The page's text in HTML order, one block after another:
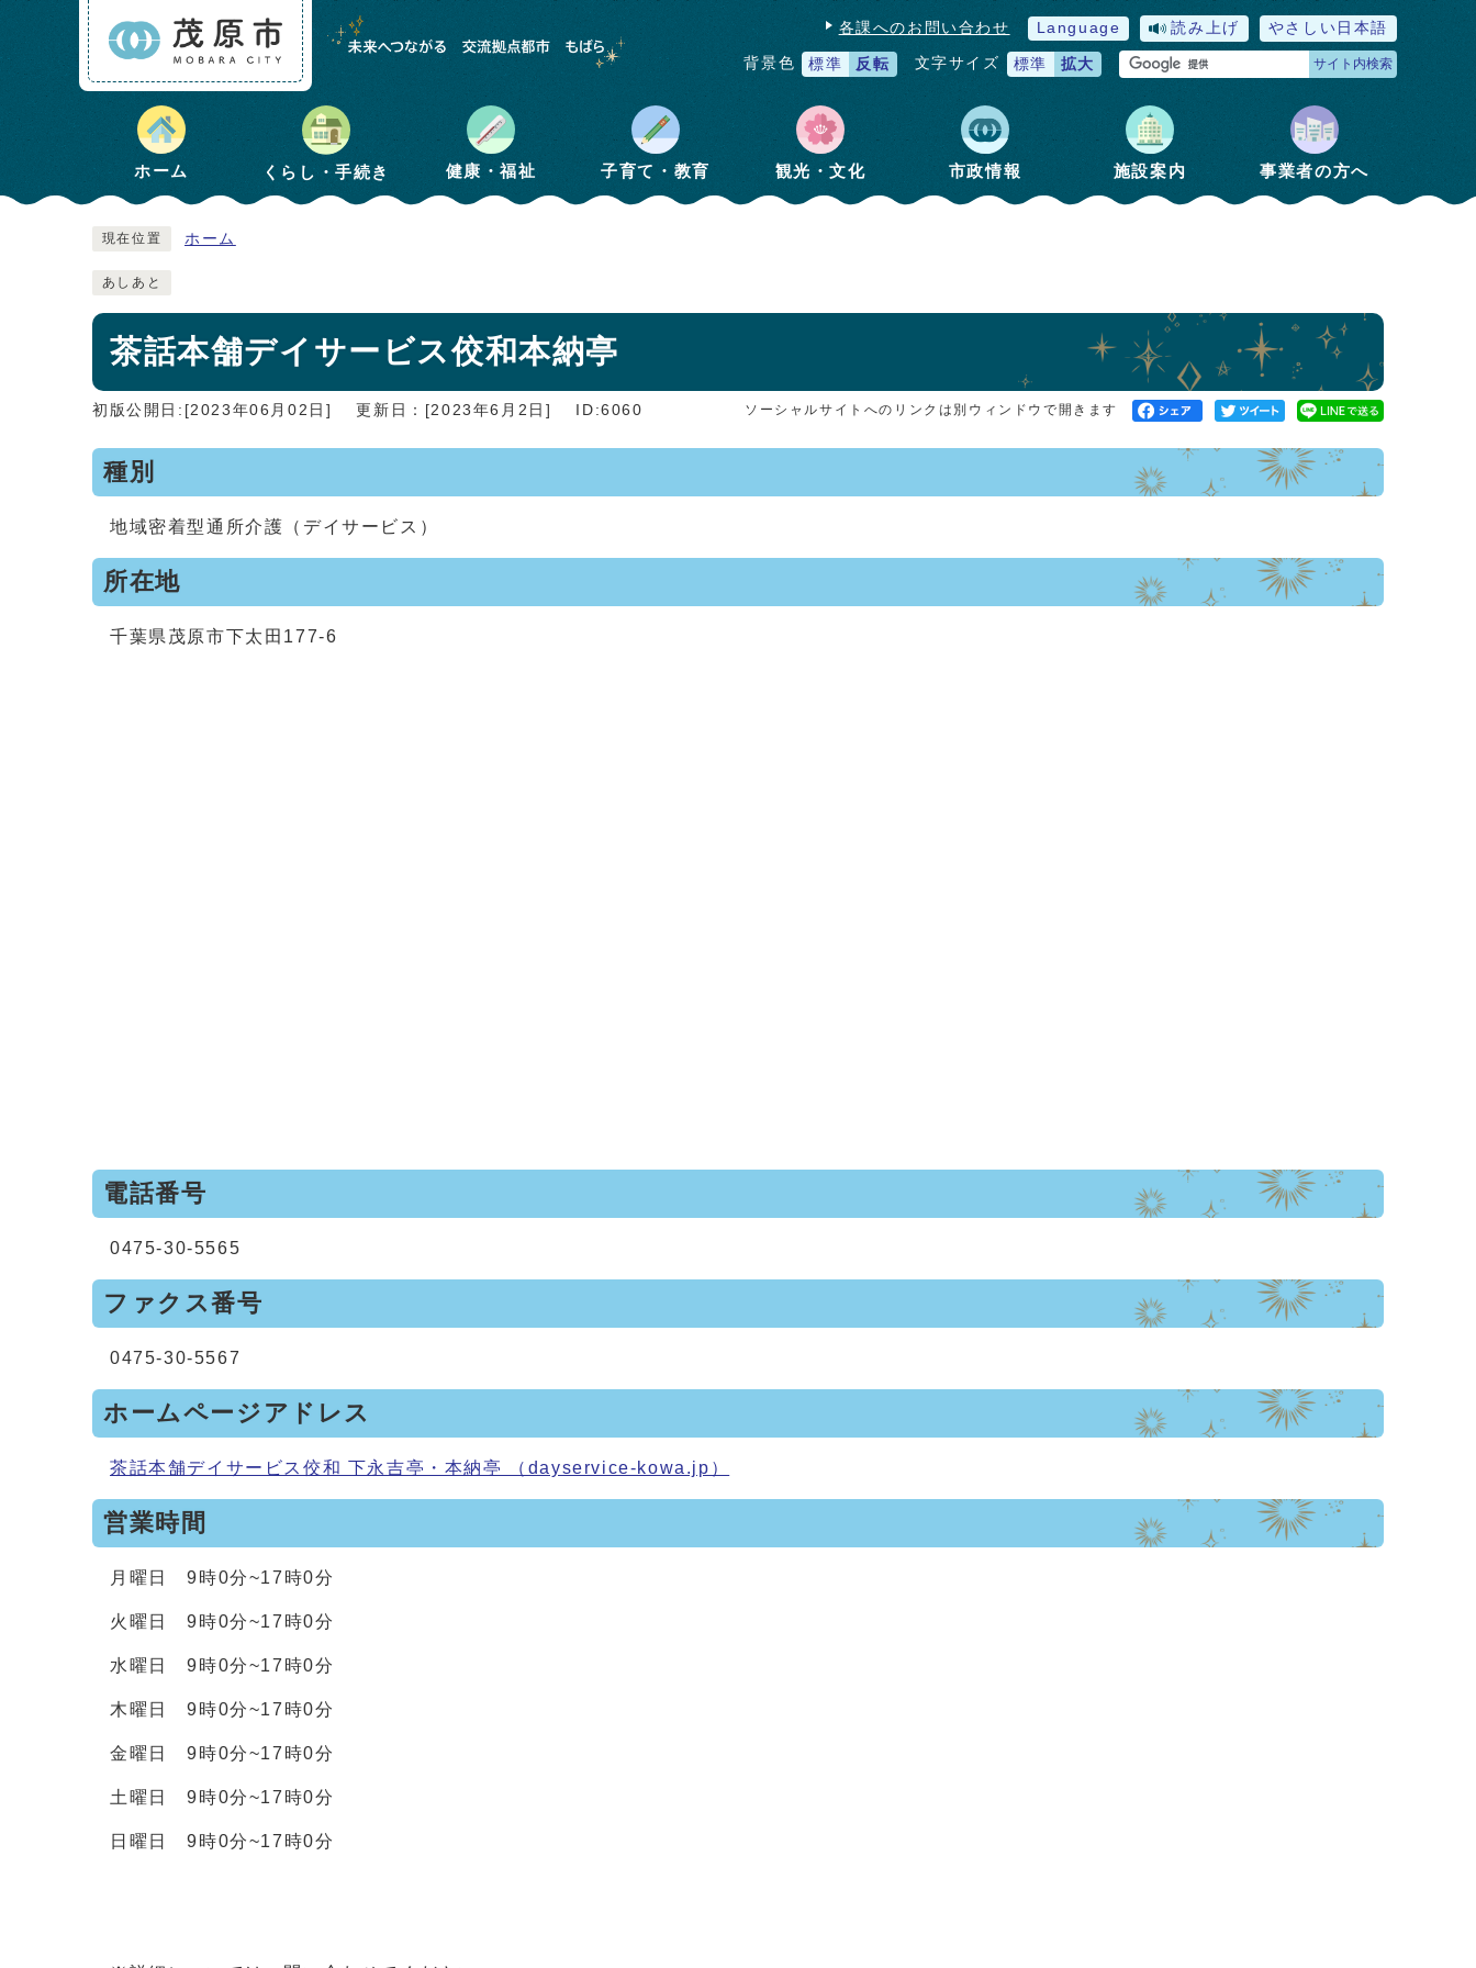
各課へのお問い合わせ Language 読み上げ やさしい日本語
背景色 標準 反転 文字サイズ 標準 拡大 サイト内検索
ホーム くらし・手続き 健康・福祉 子育て・教育 観光・文化 市政情報 施設案内 事業者の方へ
現在位置 ホーム
あしあと
茶話本舗デイサービス佼和本納亭
初版公開日:[2023年06月02日] 更新日：[2023年6月2日] ID:6060 ソーシャルサイトへのリンクは別ウィンドウで開きます
種別
地域密着型通所介護（デイサービス）
所在地
千葉県茂原市下太田177‐6
電話番号
0475-30‐5565
ファクス番号
0475-30‐5567
ホームページアドレス
茶話本舗デイサービス佼和 下永吉亭・本納亭 （dayservice-kowa.jp）
営業時間
月曜日 9時0分~17時0分
火曜日 9時0分~17時0分
水曜日 9時0分~17時0分
木曜日 9時0分~17時0分
金曜日 9時0分~17時0分
土曜日 9時0分~17時0分
日曜日 9時0分~17時0分